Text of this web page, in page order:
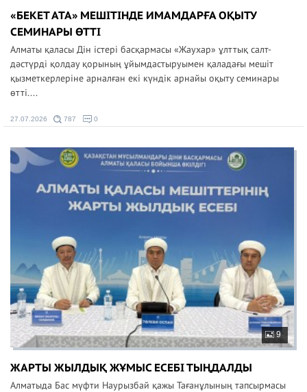
«БЕКЕТ АТА» МЕШІТІНДЕ ИМАМДАРҒА ОҚЫТУ
СЕМИНАРЫ ӨТТІ
Алматы қаласы Дін істері басқармасы «Жаухар» ұлттық салт-
дәстүрді қолдау қорының ұйымдастыруымен қаладағы мешіт
қызметкерлеріне арналған екі күндік арнайы оқыту семинары
өтті....
27.07.2026 787 0
9
ЖАРТЫ ЖЫЛДЫҚ ЖҰМЫС ЕСЕБІ ТЫҢДАЛДЫ
Алматыда Бас мүфти Наурызбай қажы Тағанұлының тапсырмасы